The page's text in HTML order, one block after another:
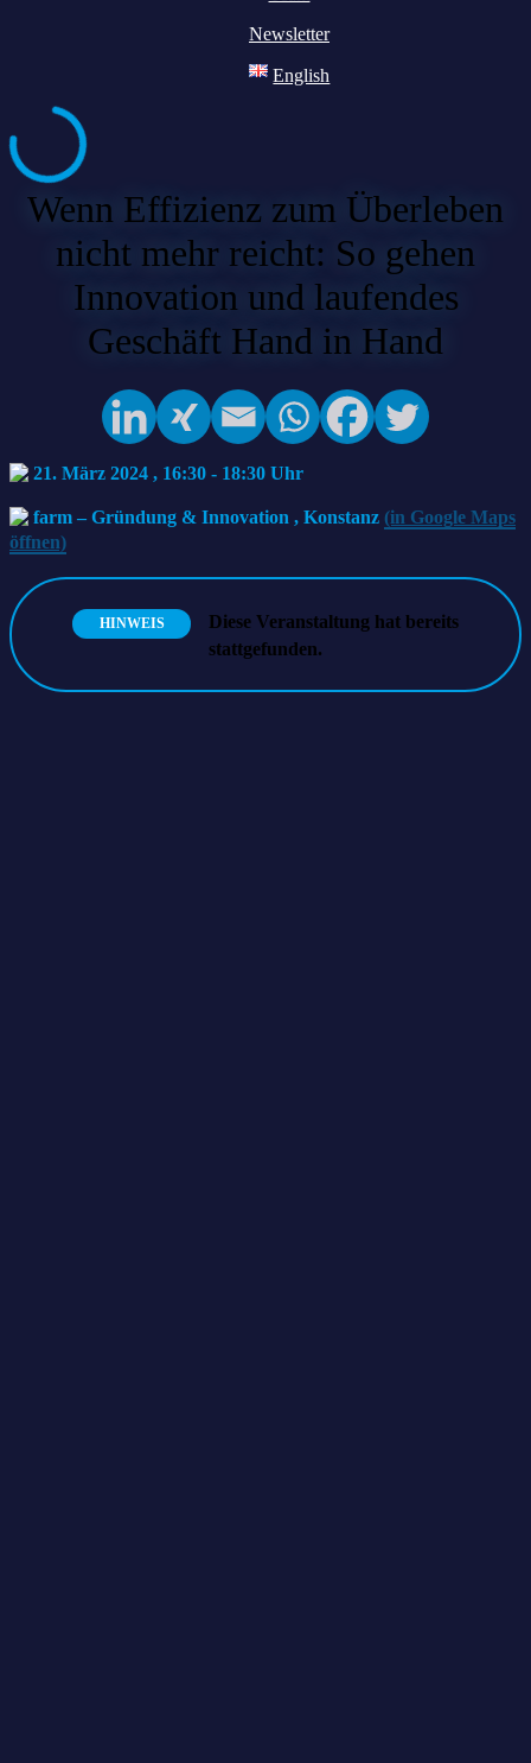
Newsletter
English
Wenn Effizienz zum Überleben
nicht mehr reicht: So gehen
Innovation und laufendes
Geschäft Hand in Hand
21. März 2024 , 16:30 - 18:30
farm – Gründung & Innovation , Konstanz (in Google Maps
öffnen)
HINWEIS
Diese Veranstaltung hat bereits
stattgefunden.